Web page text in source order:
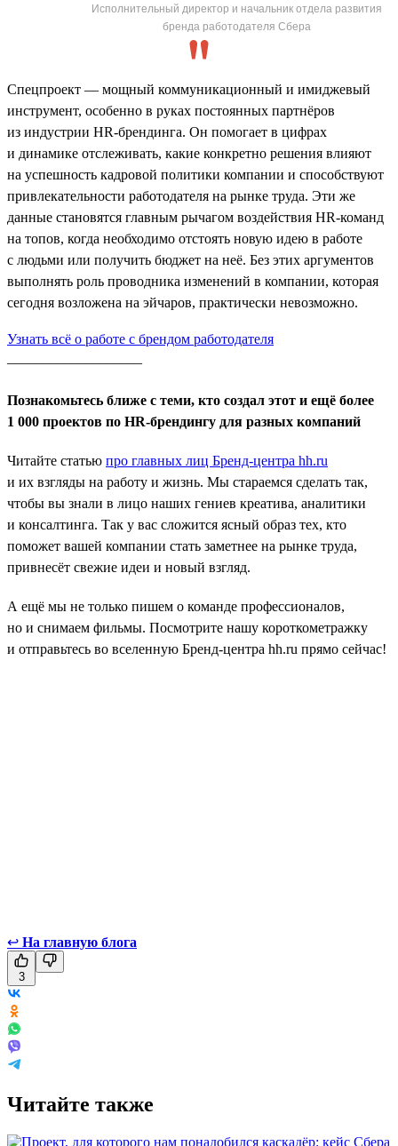
Исполнительный директор и начальник отдела развития
бренда работодателя Сбера
Спецпроект — мощный коммуникационный и имиджевый
инструмент, особенно в руках постоянных партнёров
из индустрии HR-брендинга. Он помогает в цифрах
и динамике отслеживать, какие конкретно решения влияют
на успешность кадровой политики компании и способствуют
привлекательности работодателя на рынке труда. Эти же
данные становятся главным рычагом воздействия HR-команд
на топов, когда необходимо отстоять новую идею в работе
с людьми или получить бюджет на неё. Без этих аргументов
выполнять роль проводника изменений в компании, которая
сегодня возложена на эйчаров, практически невозможно.
Узнать всё о работе с брендом работодателя
Познакомьтесь ближе с теми, кто создал этот и ещё более
1 000 проектов по HR-брендингу для разных компаний
Читайте статью про главных лиц Бренд-центра hh.ru
и их взгляды на работу и жизнь. Мы стараемся сделать так,
чтобы вы знали в лицо наших гениев креатива, аналитики
и консалтинга. Так у вас сложится ясный образ тех, кто
поможет вашей компании стать заметнее на рынке труда,
привнесёт свежие идеи и новый взгляд.
А ещё мы не только пишем о команде профессионалов,
но и снимаем фильмы. Посмотрите нашу короткометражку
и отправьтесь во вселенную Бренд-центра hh.ru прямо сейчас!
↩ На главную блога
3
Читайте также